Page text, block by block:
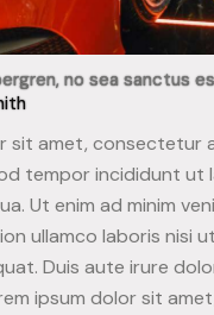
no sea sanctus
sit amet, consectetur
tempor incididunt ut
Ut enim ad minim
ullamco laboris nisi
Duis aute irure
ipsum dolor sit